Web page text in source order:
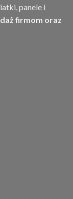
panele i
firmom oraz